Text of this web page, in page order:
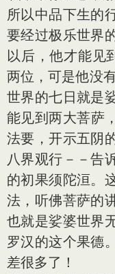
所以中品下生的
要经过极乐世界
以后，他才能见
两位，可是他没
世界的七日就是
能见到两大菩萨
法要，开示五阴
八界观行－－告
的初果须陀洹。
法，听佛菩萨的
也就是娑婆世界
罗汉的这个果德
差很多了！